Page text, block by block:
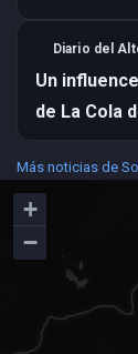
Diario del
Un
de La Cola
Más noticias de
+
−